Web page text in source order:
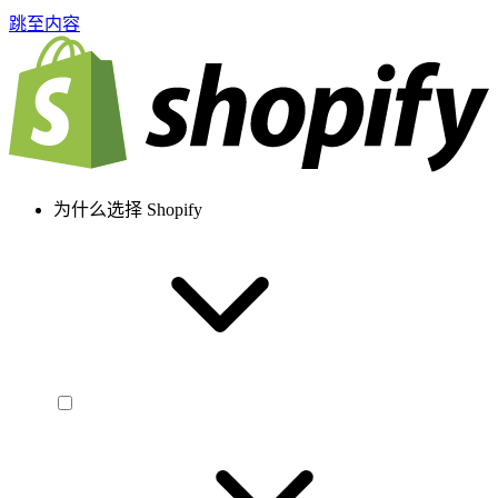
跳至内容
为什么选择 Shopify